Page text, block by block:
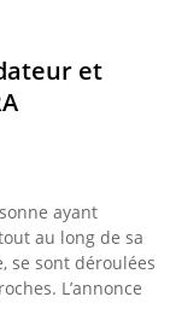
et
ayant
au long de sa
se sont déroulées
L’annonce